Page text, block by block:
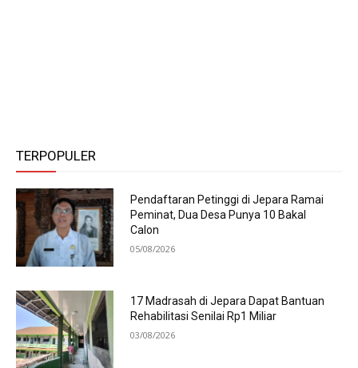
TERPOPULER
Pendaftaran Petinggi di Jepara Ramai
Peminat, Dua Desa Punya 10 Bakal
Calon
05/08/2026
17 Madrasah di Jepara Dapat Bantuan
Rehabilitasi Senilai Rp1 Miliar
03/08/2026